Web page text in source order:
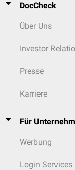
DocCheck
Über Uns
Investor
Presse
Karriere
Für
Werbung
Login Services